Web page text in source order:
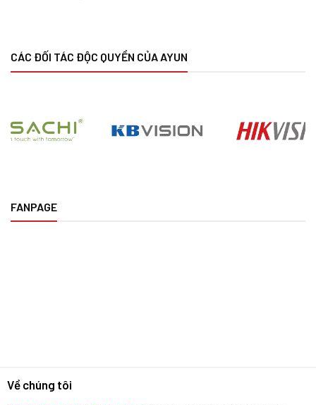
CÁC ĐỐI TÁC ĐỘC QUYỀN CỦA AYUN
FANPAGE
Về chúng tôi